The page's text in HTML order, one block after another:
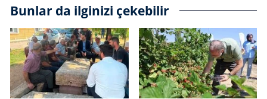
Bunlar da ilginizi çekebilir